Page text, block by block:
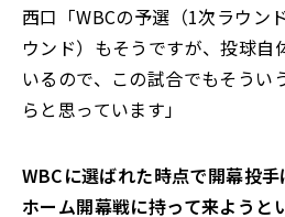
西口「WBCの予選（1次ラウン
ウンド）もそうですが、投球自
いるので、この試合でもそうい
らと思っています」
――WBCに選ばれた時点で開幕投
ホーム開幕戦に持って来ようと